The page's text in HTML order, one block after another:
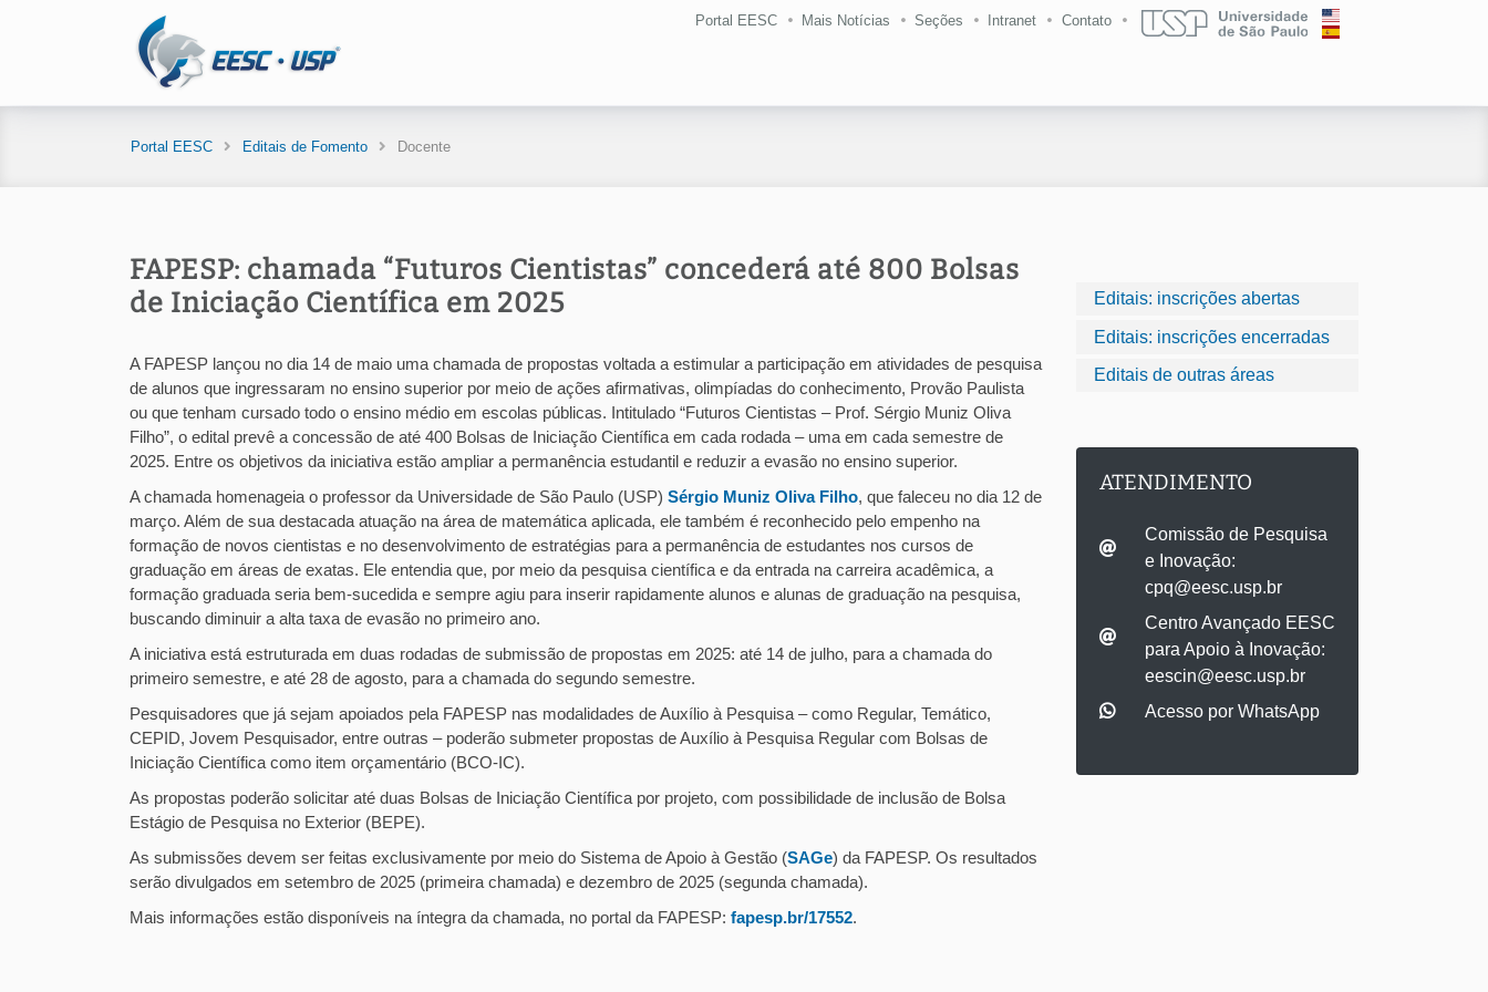
Portal EESC Mais Notícias Seções Intranet Contato
Portal EESC Editais de Fomento Docente
Editais: inscrições abertas
Editais: inscrições encerradas
Editais de outras áreas
ATENDIMENTO
Comissão de Pesquisa
e Inovação:
cpq@eesc.usp.br
Centro Avançado EESC
para Apoio à Inovação:
eescin@eesc.usp.br
Acesso por WhatsApp
FAPESP: chamada “Futuros Cientistas” concederá até 800 Bolsas
de Iniciação Científica em 2025
A FAPESP lançou no dia 14 de maio uma chamada de propostas voltada a estimular a participação em atividades de pesquisa
de alunos que ingressaram no ensino superior por meio de ações afirmativas, olimpíadas do conhecimento, Provão Paulista
ou que tenham cursado todo o ensino médio em escolas públicas. Intitulado “Futuros Cientistas – Prof. Sérgio Muniz Oliva
Filho”, o edital prevê a concessão de até 400 Bolsas de Iniciação Científica em cada rodada – uma em cada semestre de
2025. Entre os objetivos da iniciativa estão ampliar a permanência estudantil e reduzir a evasão no ensino superior.
A chamada homenageia o professor da Universidade de São Paulo (USP) Sérgio Muniz Oliva Filho, que faleceu no dia 12 de
março. Além de sua destacada atuação na área de matemática aplicada, ele também é reconhecido pelo empenho na
formação de novos cientistas e no desenvolvimento de estratégias para a permanência de estudantes nos cursos de
graduação em áreas de exatas. Ele entendia que, por meio da pesquisa científica e da entrada na carreira acadêmica, a
formação graduada seria bem-sucedida e sempre agiu para inserir rapidamente alunos e alunas de graduação na pesquisa,
buscando diminuir a alta taxa de evasão no primeiro ano.
A iniciativa está estruturada em duas rodadas de submissão de propostas em 2025: até 14 de julho, para a chamada do
primeiro semestre, e até 28 de agosto, para a chamada do segundo semestre.
Pesquisadores que já sejam apoiados pela FAPESP nas modalidades de Auxílio à Pesquisa – como Regular, Temático,
CEPID, Jovem Pesquisador, entre outras – poderão submeter propostas de Auxílio à Pesquisa Regular com Bolsas de
Iniciação Científica como item orçamentário (BCO-IC).
As propostas poderão solicitar até duas Bolsas de Iniciação Científica por projeto, com possibilidade de inclusão de Bolsa
Estágio de Pesquisa no Exterior (BEPE).
As submissões devem ser feitas exclusivamente por meio do Sistema de Apoio à Gestão (SAGe) da FAPESP. Os resultados
serão divulgados em setembro de 2025 (primeira chamada) e dezembro de 2025 (segunda chamada).
Mais informações estão disponíveis na íntegra da chamada, no portal da FAPESP: fapesp.br/17552.